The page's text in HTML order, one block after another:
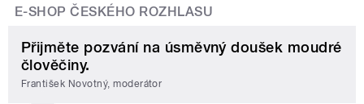
E-SHOP ČESKÉHO ROZHLASU
Přijměte pozvání na úsměvný doušek moudré
člověčiny.
František Novotný, moderátor